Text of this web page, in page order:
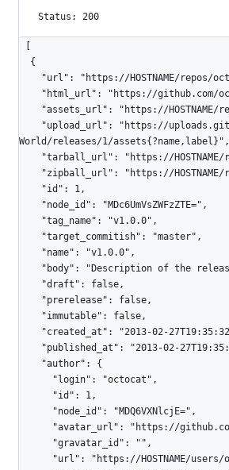
Status: 200
World/releases/1/assets{?name,label}",